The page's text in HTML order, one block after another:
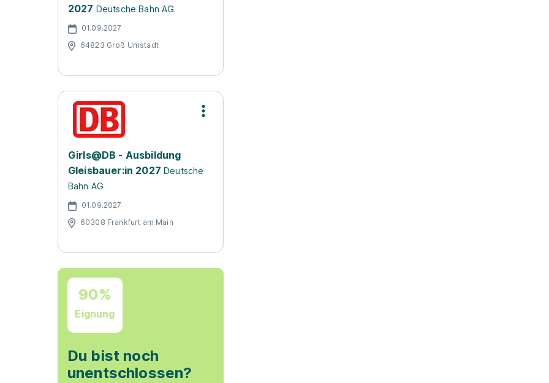
2027 Deutsche Bahn AG
01.09.2027
64823 Groß Umstadt
Girls@DB - Ausbildung
Gleisbauer:in 2027 Deutsche
Bahn AG
01.09.2027
60308 Frankfurt am Main
90%
Eignung
Du bist noch
unentschlossen?